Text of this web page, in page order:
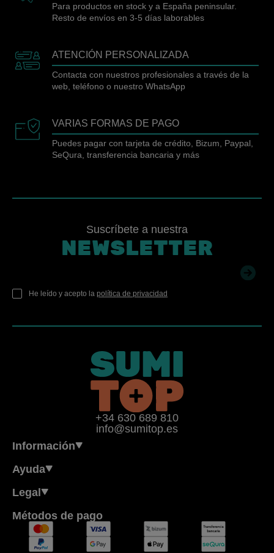
Para productos en stock y a España peninsular.
Resto de envíos en 3-5 días laborables
ATENCIÓN PERSONALIZADA
Contacta con nuestros profesionales a través de la
web, teléfono o nuestro WhatsApp
VARIAS FORMAS DE PAGO
Puedes pagar con tarjeta de crédito, Bizum, Paypal,
SeQura, transferencia bancaria y más
Suscríbete a nuestra
NEWSLETTER
He leído y acepto la política de privacidad
+34 630 689 810
info@sumitop.es
Información
Ayuda
Legal
Métodos de pago